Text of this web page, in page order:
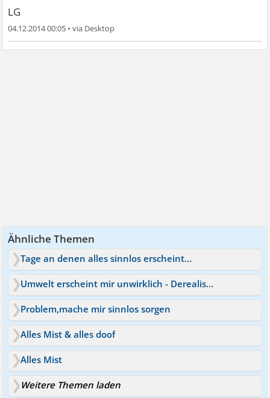
LG
04.12.2014 00:05 •
Ähnliche Themen
Tage an denen alles sinnlos erscheint…
Umwelt erscheint mir unwirklich - Derealisation
Problem,mache mir sinnlos sorgen
Alles Mist & alles doof
Alles Mist
Weitere Themen laden